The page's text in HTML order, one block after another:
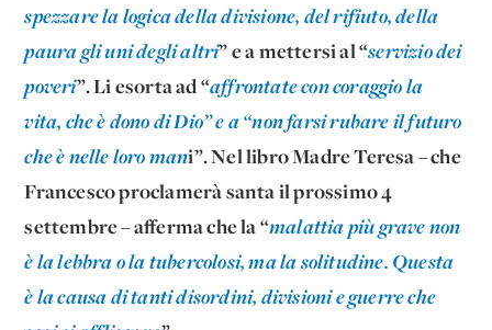
spezzare la logica della divisione, del rifiuto, della
paura gli uni degli altri” e a mettersi al “servizio dei
poveri”. Li esorta ad “affrontate con coraggio la
vita, che è dono di Dio” e a “non farsi rubare il futuro
che è nelle loro mani”. Nel libro Madre Teresa – che
Francesco proclamerà santa il prossimo 4
settembre – afferma che la “malattia più grave non
è la lebbra o la tubercolosi, ma la solitudine. Questa
è la causa di tanti disordini, divisioni e guerre che